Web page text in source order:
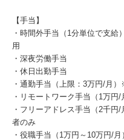
【手当】
・時間外手当（1分単位で支
用
・深夜労働手当
・休日出勤手当
・通勤手当（上限：3万円/月
・リモートワーク手当（1万
・フリーアドレス手当（2千
者のみ
・役職手当（1万円～10万円/月